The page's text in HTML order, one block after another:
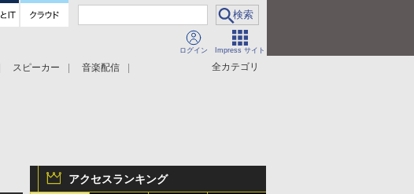
ログイン Impress サイト
全カテゴリ
スピーカー
音楽配信
アクセスランキング